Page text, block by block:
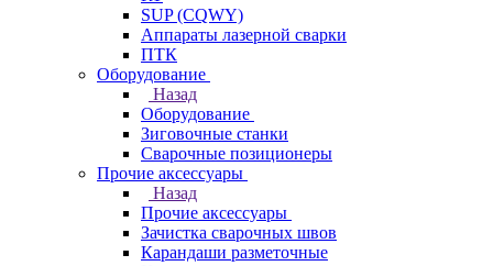
SUP (CQWY)
Аппараты лазерной сварки
ПТК
Оборудование
Назад
Оборудование
Зиговочные станки
Сварочные позиционеры
Прочие аксессуары
Назад
Прочие аксессуары
Зачистка сварочных швов
Карандаши разметочные